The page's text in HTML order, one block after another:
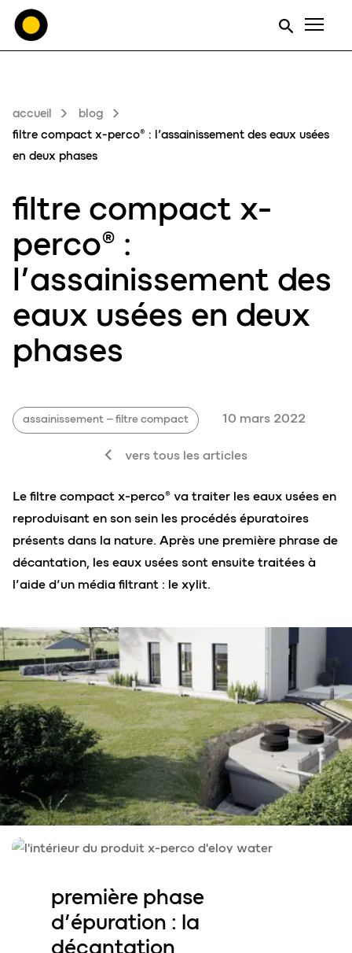
accueil
blog
filtre compact x-perco® : l’assainissement des eaux usées
en deux phases
filtre compact x-
perco® :
l’assainissement des
eaux usées en deux
phases
assainissement – filtre compact 10 mars 2022
vers tous les articles
Le filtre compact x-perco® va traiter les eaux usées en
reproduisant en son sein les procédés épuratoires
présents dans la nature. Après une première phrase de
décantation, les eaux usées sont ensuite traitées à
l’aide d’un média filtrant : le xylit.
première phase
d’épuration : la
décantation